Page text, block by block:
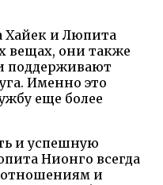
Хайек и Люпита
вещах, они также
поддерживают
Именно это
еще более
и успешную
Нионго всегда
отношениям и